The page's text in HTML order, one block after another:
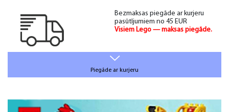
Bezmaksas piegāde ar kurjeru
pasūtījumiem no 45 EUR
Visiem Lego — maksas piegāde.
Piegāde ar kurjeru